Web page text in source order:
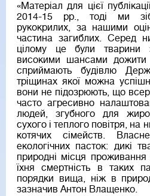
«Матеріал для цієї
2014-15 рр., тоді ми
рукокрилих, за нашими
частина загиблих. Серед
цілому це були
високими шансами дожити
сприймають будівлю
тріщинах якої можна
вони не підозрюють, що
часто агресивно
людей, згубного для
сухого і теплого повітря, на
котячих сімейств.
екологічних пасток: дикі
природні місця
їхня смертність в таких
порядки вища, ніж в
зазначив Антон Влащенко.